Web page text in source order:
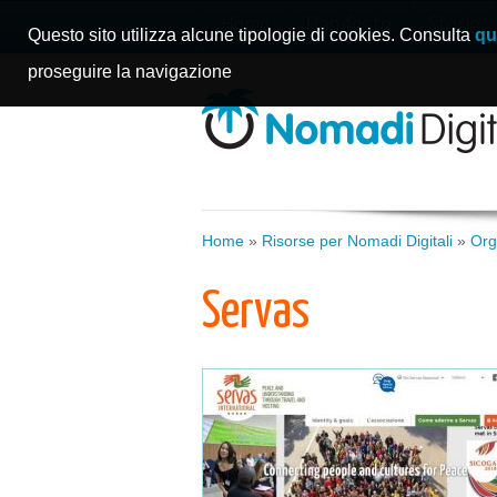
Home Manifesto Storie
Home » Risorse per Nomadi Digitali »
Servas
Questo sito utilizza alcune tipologie di cookies. Consulta
proseguire la navigazione